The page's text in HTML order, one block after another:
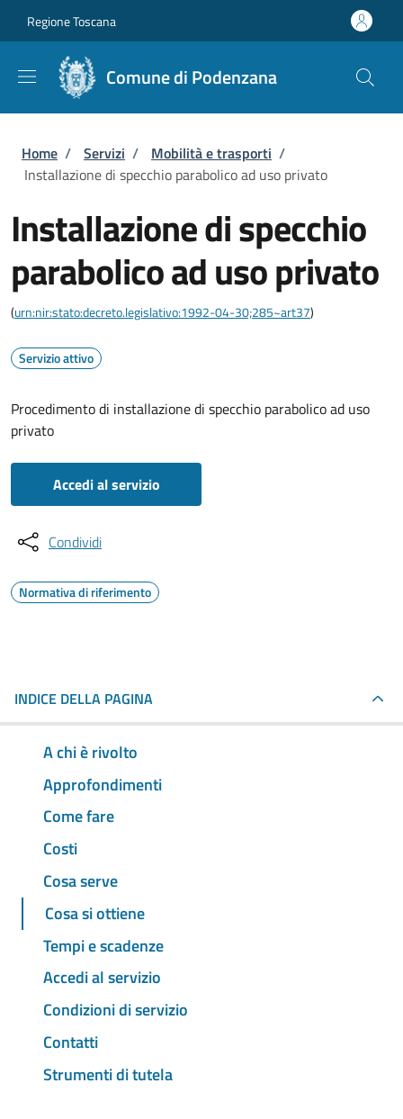
Regione Toscana
Comune di Podenzana
Briciole di pane
Home / Servizi / Mobilità e trasporti /
Installazione di specchio parabolico ad uso privato
Installazione di specchio
parabolico ad uso privato
(urn:nir:stato:decreto.legislativo:1992-04-30;285~art37)
Servizio attivo
Procedimento di installazione di specchio parabolico ad uso
privato
Accedi al servizio
Condividi
Normativa di riferimento
INDICE DELLA PAGINA
A chi è rivolto
Approfondimenti
Come fare
Costi
Cosa serve
Cosa si ottiene
Tempi e scadenze
Accedi al servizio
Condizioni di servizio
Contatti
Strumenti di tutela